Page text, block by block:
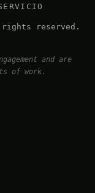
reserved.
and are
of work.